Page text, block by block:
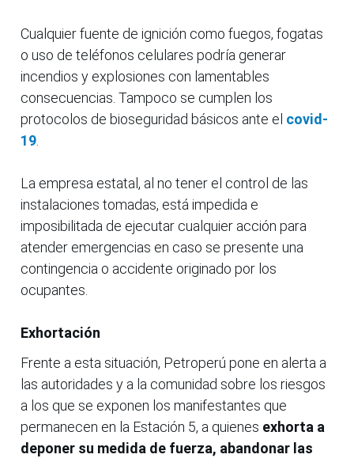
Cualquier fuente de ignición como fuegos, fogatas
o uso de teléfonos celulares podría generar
incendios y explosiones con lamentables
consecuencias. Tampoco se cumplen los
protocolos de bioseguridad básicos ante el covid-
19
La empresa estatal, al no tener el control de las
instalaciones tomadas, está impedida e
imposibilitada de ejecutar cualquier acción para
atender emergencias en caso se presente una
contingencia o accidente originado por los
ocupantes.
Exhortación
Frente a esta situación, Petroperú pone en alerta a
las autoridades y a la comunidad sobre los riesgos
a los que se exponen los manifestantes que
permanecen en la Estación 5, a quienes exhorta a
deponer su medida de fuerza, abandonar las